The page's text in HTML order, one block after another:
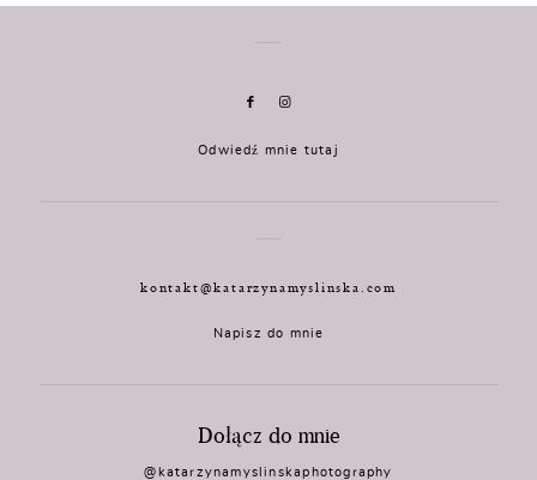
Odwiedź mnie tutaj
kontakt@katarzynamyslinska.com
Napisz do mnie
Dołącz do mnie
@katarzynamyslinskaphotography